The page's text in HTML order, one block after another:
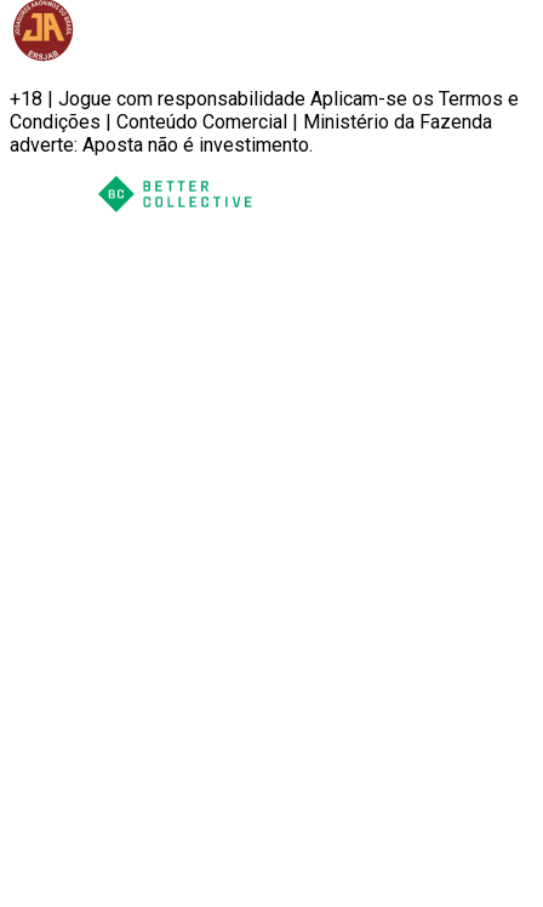
+18 | Jogue com responsabilidade Aplicam-se os Termos e
Condições | Conteúdo Comercial | Ministério da Fazenda
adverte: Aposta não é investimento.